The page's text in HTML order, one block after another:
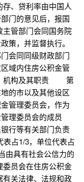
贷利率由中国人
门的意见后，报国
管部门会同国务院
策，并监督执行。
会同同级财政部门
域内住房公积金管
机构及其职责 第
的市以及其他设区
管理委员会，作为
理委员会的成员
行等有关部门负责
表占1/3，单位代表占
具有社会公信力的
员会在住房公积金
关法律、法规和政